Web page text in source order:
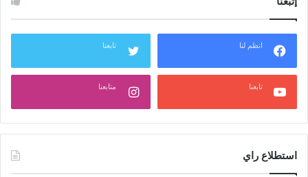
انظم لنا تابعنا
تابعنا متابعنا
استطلاع راي